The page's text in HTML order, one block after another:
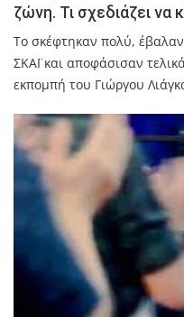
ζώνη. Τι σχεδιάζει να
Το σκέφτηκαν πολύ,
ΣΚΑΪ και αποφάσισαν
εκπομπή του Γιώργου